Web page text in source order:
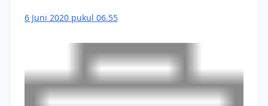
6 Juni 2020 pukul 06.55